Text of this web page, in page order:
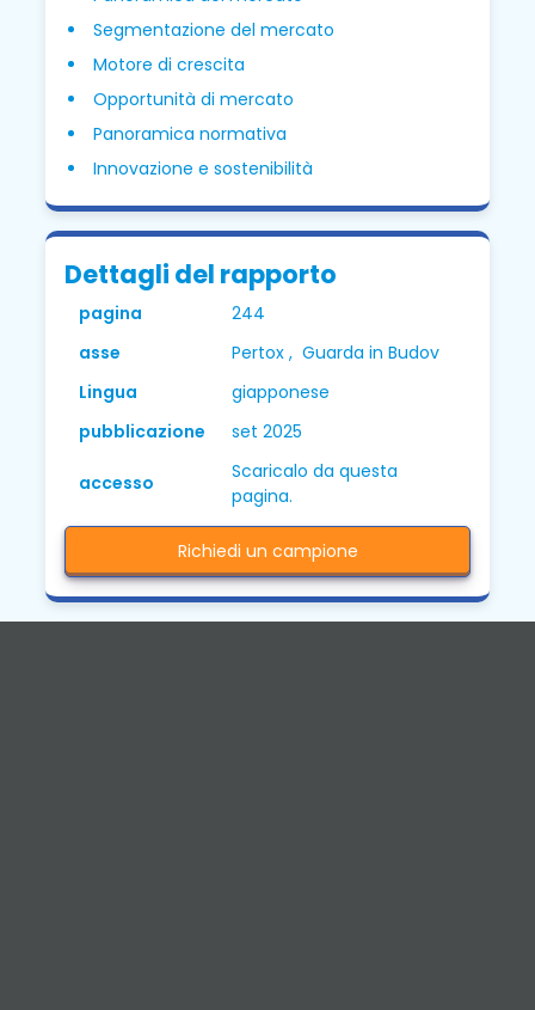
Segmentazione del mercato
Motore di crescita
Opportunità di mercato
Panoramica normativa
Innovazione e sostenibilità
Dettagli del rapporto
pagina
244
asse
Pertox , Guarda in Budov
Lingua
giapponese
pubblicazione
set 2025
accesso
Scaricalo da questa
pagina.
Richiedi un campione